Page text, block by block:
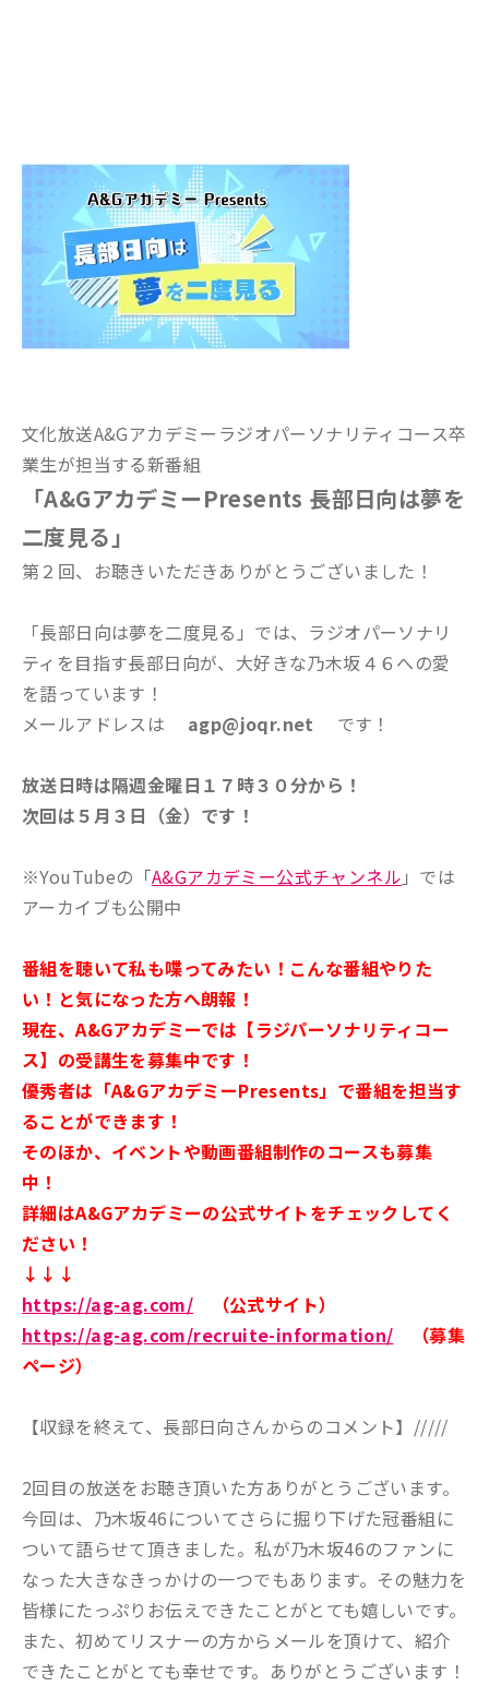
文化放送A&Gアカデミーラジオパーソナリティコース卒
業生が担当する新番組
「A&GアカデミーPresents 長部日向は夢を
二度見る」
第２回、お聴きいただきありがとうございました！
「長部日向は夢を二度見る」では、ラジオパーソナリ
ティを目指す長部日向が、大好きな乃木坂４６への愛
を語っています！
メールアドレスは
agp@joqr.net です！
放送日時は隔週金曜日１７時３０分から！
次回は５月３日（金）です！
※YouTubeの「A&Gアカデミー公式チャンネル 」では
アーカイブも公開中
番組を聴いて私も喋ってみたい！こんな番組やりた
い！と気になった方へ朗報！
現在、A&Gアカデミーでは【ラジパーソナリティコー
ス】の受講生を募集中です！
優秀者は「A&GアカデミーPresents」で番組を担当す
ることができます！
そのほか、イベントや動画番組制作のコースも募集
中！
詳細はA&Gアカデミーの公式サイトをチェックしてく
ださい！
↓↓↓
https://ag-ag.com/ （公式サイト）
https://ag-ag.com/recruite-information/ （募集
ページ）
【収録を終えて、長部日向さんからのコメント】/////
2回目の放送をお聴き頂いた方ありがとうございます。
今回は、乃木坂46についてさらに掘り下げた冠番組に
ついて語らせて頂きました。私が乃木坂46のファンに
なった大きなきっかけの一つでもあります。その魅力を
皆様にたっぷりお伝えできたことがとても嬉しいです。
また、初めてリスナーの方からメールを頂けて、紹介
できたことがとても幸せです。ありがとうございます！